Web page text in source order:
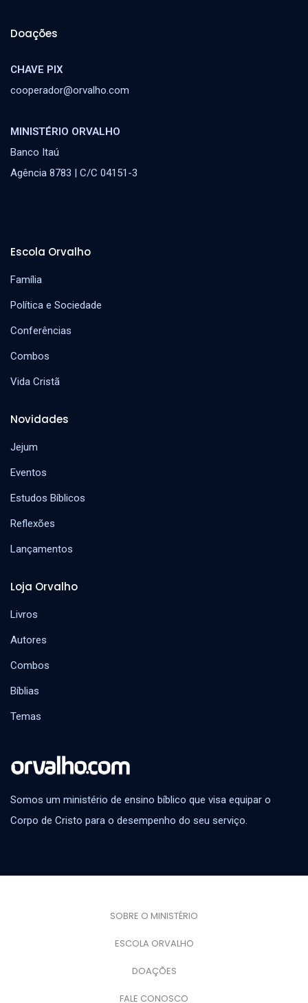
Somos um ministério de ensino bíblico que visa equipar o
Corpo de Cristo para o desempenho do seu serviço.
Loja Orvalho
Livros
Autores
Combos
Bíblias
Temas
Novidades
Jejum
Eventos
Estudos Bíblicos
Reflexões
Lançamentos
Escola Orvalho
Família
Política e Sociedade
Conferências
Combos
Vida Cristã
Doações
CHAVE PIX
cooperador@orvalho.com
MINISTÉRIO ORVALHO
Banco Itaú
Agência 8783 | C/C 04151-3
SOBRE O MINISTÉRIO
ESCOLA ORVALHO
DOAÇÕES
FALE CONOSCO